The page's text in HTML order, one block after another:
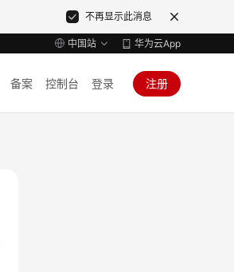
不再显示此消息
中国站 华为云App
备案 控制台 登录 注册